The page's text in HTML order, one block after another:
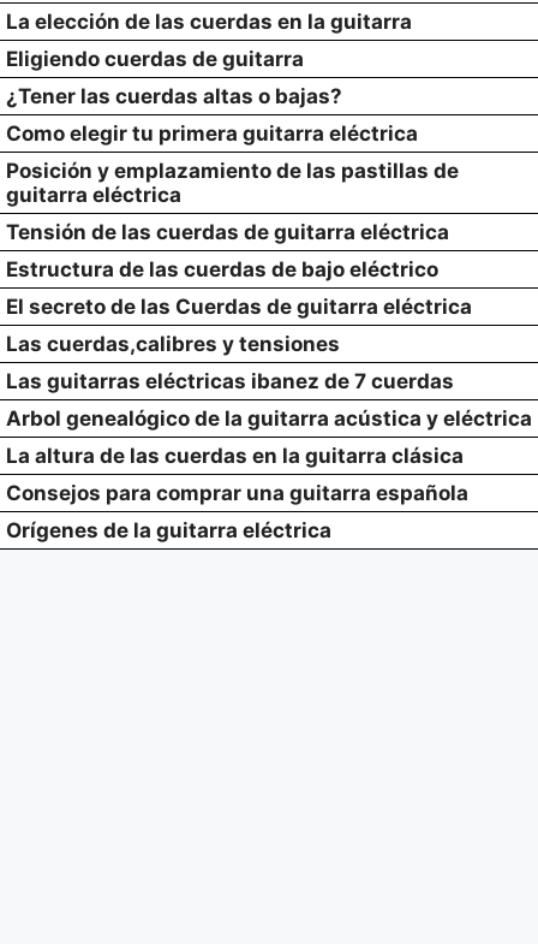
La elección de las cuerdas en la guitarra
Eligiendo cuerdas de guitarra
¿Tener las cuerdas altas o bajas?
Como elegir tu primera guitarra eléctrica
Posición y emplazamiento de las pastillas de
guitarra eléctrica
Tensión de las cuerdas de guitarra eléctrica
Estructura de las cuerdas de bajo eléctrico
El secreto de las Cuerdas de guitarra eléctrica
Las cuerdas,calibres y tensiones
Las guitarras eléctricas ibanez de 7 cuerdas
Arbol genealógico de la guitarra acústica y eléctrica
La altura de las cuerdas en la guitarra clásica
Consejos para comprar una guitarra española
Orígenes de la guitarra eléctrica